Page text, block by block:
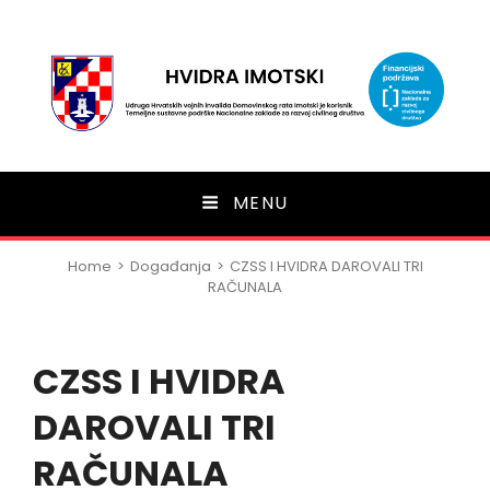
HVIDRA Imotski
MENU
Home > Događanja > CZSS I HVIDRA DAROVALI TRI
RAČUNALA
CZSS I HVIDRA
DAROVALI TRI
RAČUNALA